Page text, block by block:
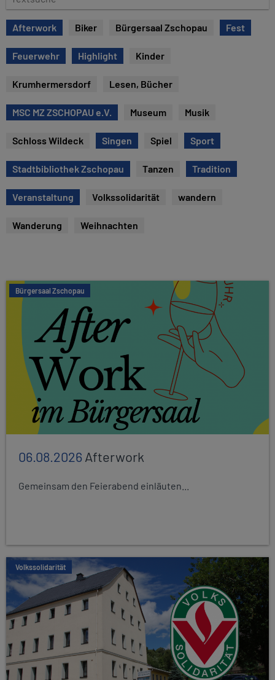
e
x
t
s
u
e
Afterwork Biker Bürgersaal Zschopau Fest
Feuerwehr Highlight Kinder
Krumhermersdorf Lesen, Bücher
MSC MZ ZSCHOPAU e.V. Museum Musik
Schloss Wildeck Singen Spiel Sport
Stadtbibliothek Zschopau Tanzen Tradition
Veranstaltung Volkssolidarität wandern
Wanderung Weihnachten
Bürgersaal Zschopau
06.08.2026Afterwork
Gemeinsam den Feierabend einläuten...
Volkssolidarität